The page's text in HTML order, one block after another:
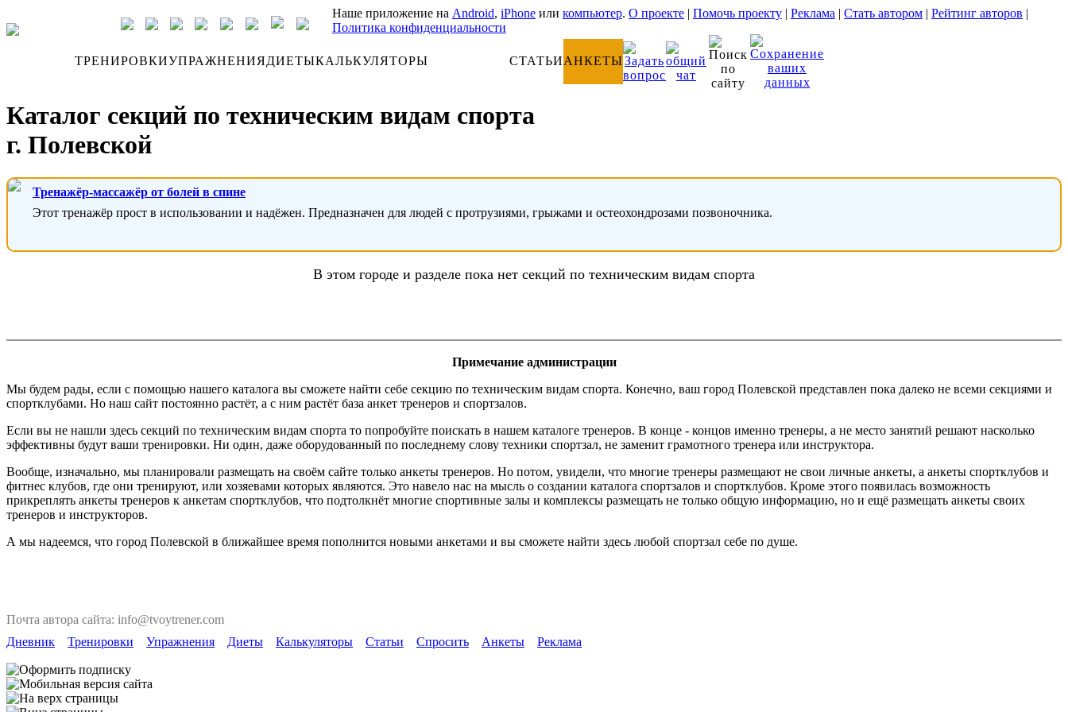
Наше приложение на Android, iPhone или компьютер. О проекте | Помочь проекту | Реклама | Стать автором | Рейтинг авторов |
Политика конфиденциальности
ТРЕНИРОВКИУПРАЖНЕНИЯДИЕТЫКАЛЬКУЛЯТОРЫ СТАТЬИАНКЕТЫ
Каталог секций по техническим видам спорта
г. Полевской
Тренажёр-массажёр от болей в спине
Этот тренажёр прост в использовании и надёжен. Предназначен для людей с протрузиями, грыжами и остеохондрозами позвоночника.
В этом городе и разделе пока нет секций по техническим видам спорта
Примечание администрации
Мы будем рады, если с помощью нашего каталога вы сможете найти себе секцию по техническим видам спорта. Конечно, ваш город Полевской представлен пока далеко не всеми секциями и
спортклубами. Но наш сайт постоянно растёт, а с ним растёт база анкет тренеров и спортзалов.
Если вы не нашли здесь секций по техническим видам спорта то попробуйте поискать в нашем каталоге тренеров. В конце - концов именно тренеры, а не место занятий решают насколько
эффективны будут ваши тренировки. Ни один, даже оборудованный по последнему слову техники спортзал, не заменит грамотного тренера или инструктора.
Вообще, изначально, мы планировали размещать на своём сайте только анкеты тренеров. Но потом, увидели, что многие тренеры размещают не свои личные анкеты, а анкеты спортклубов и
фитнес клубов, где они тренируют, или хозяевами которых являются. Это навело нас на мысль о создании каталога спортзалов и спортклубов. Кроме этого появилась возможность
прикреплять анкеты тренеров к анкетам спортклубов, что подтолкнёт многие спортивные залы и комплексы размещать не только общую информацию, но и ещё размещать анкеты своих
тренеров и инструкторов.
А мы надеемся, что город Полевской в ближайшее время пополнится новыми анкетами и вы сможете найти здесь любой спортзал себе по душе.
Почта автора сайта: info@tvoytrener.com
Дневник
Тренировки Упражнения Диеты Калькуляторы Статьи Спросить Анкеты Реклама